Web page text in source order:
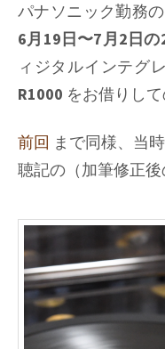
フ
ォ
ノ
コ
(補
正
パナソニック勤務
6月19日〜7月2日の
ィジタルインテグ
R1000 をお借りし
前回 まで同様、当
聴記の（加筆修正後